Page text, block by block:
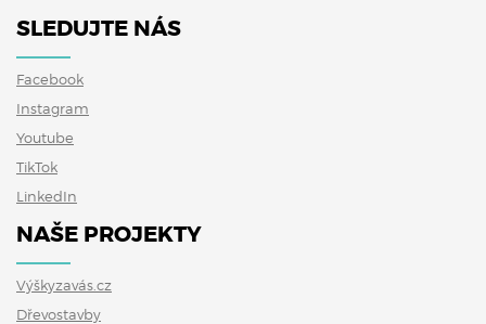
SLEDUJTE NÁS
Facebook
Instagram
Youtube
TikTok
LinkedIn
NAŠE PROJEKTY
Výškyzavás.cz
Dřevostavby